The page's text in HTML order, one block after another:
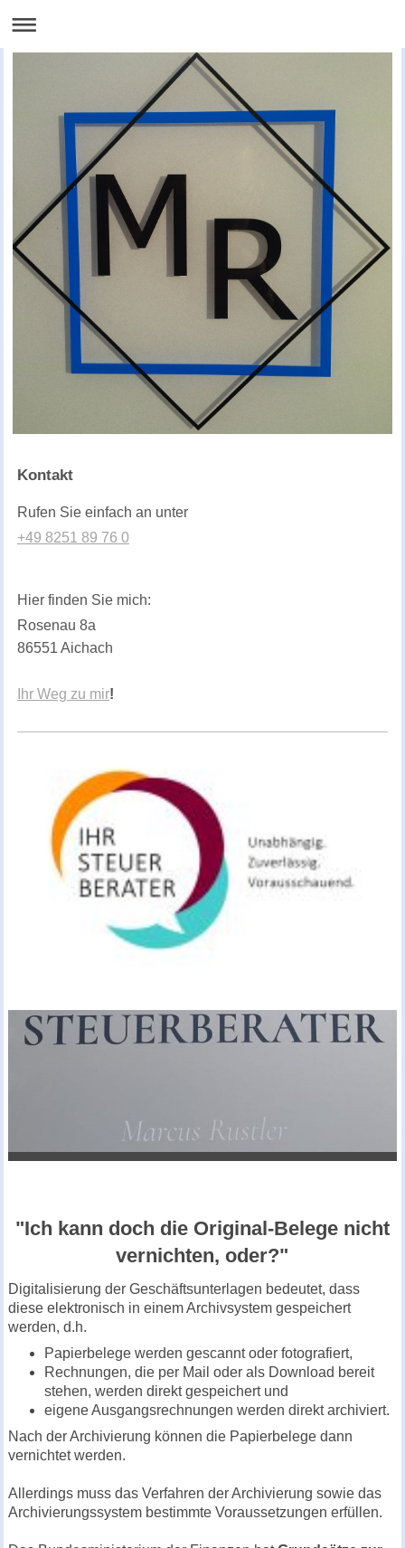
Kontakt
Rufen Sie einfach an unter
+49 8251 89 76 0
Hier finden Sie mich:
Rosenau 8a
86551 Aichach
Ihr Weg zu mir!
"Ich kann doch die Original-Belege nicht
vernichten, oder?"
Digitalisierung der Geschäftsunterlagen bedeutet, dass
diese elektronisch in einem Archivsystem gespeichert
werden, d.h.
Papierbelege werden gescannt oder fotografiert,
Rechnungen, die per Mail oder als Download bereit
stehen, werden direkt gespeichert und
eigene Ausgangsrechnungen werden direkt archiviert.
Nach der Archivierung können die Papierbelege dann
vernichtet werden.
Allerdings muss das Verfahren der Archivierung sowie das
Archivierungssystem bestimmte Voraussetzungen erfüllen.